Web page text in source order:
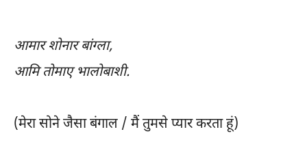
आमार शोनार बांग्ला,
आमि तोमाए भालोबाशी.
(मेरा सोने जैसा बंगाल / मैं तुमसे प्यार करता हूं)